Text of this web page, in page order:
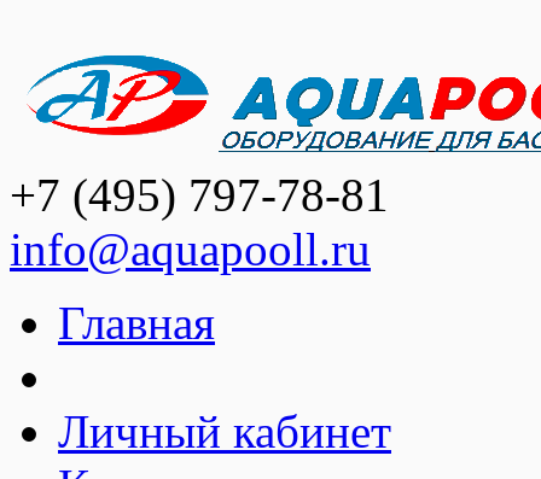
+7 (495) 797-78-81
info@aquapooll.ru
Главная
Личный кабинет